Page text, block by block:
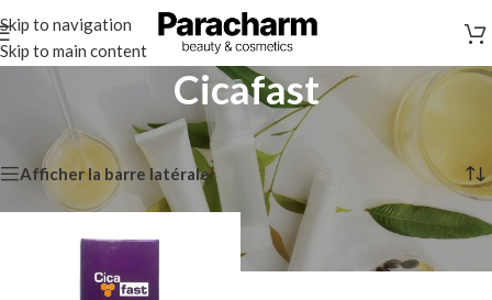
Skip to navigation
Skip to main content
Cicafast
Marques /Cicafast
Afficher la barre latérale